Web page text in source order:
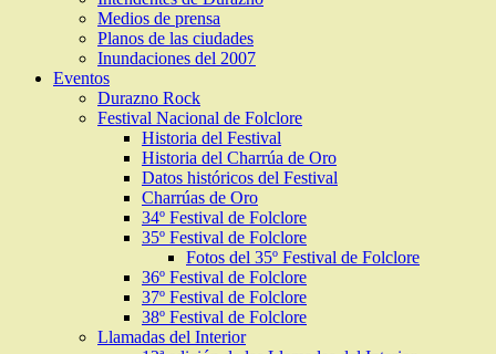
Medios de prensa
Planos de las ciudades
Inundaciones del 2007
Eventos
Durazno Rock
Festival Nacional de Folclore
Historia del Festival
Historia del Charrúa de Oro
Datos históricos del Festival
Charrúas de Oro
34º Festival de Folclore
35º Festival de Folclore
Fotos del 35º Festival de Folclore
36º Festival de Folclore
37º Festival de Folclore
38º Festival de Folclore
Llamadas del Interior